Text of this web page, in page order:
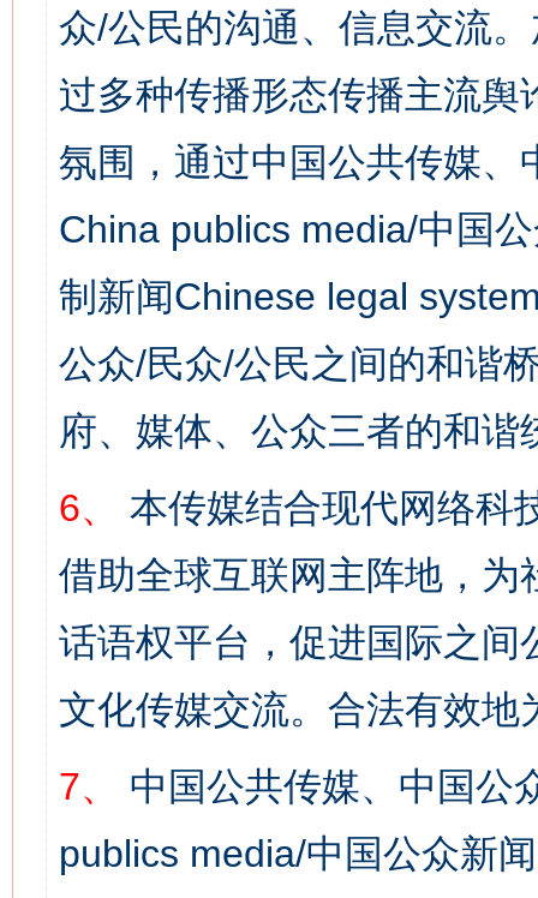
众/公民的沟通、信息交流
过多种传播形态传播主流
氛围，通过中国公共传媒
China publics media/中国
制新闻Chinese legal
公众/民众/公民之间的和谐
府、媒体、公众三者的和谐
6、
本传媒结合现代网络科
借助全球互联网主阵地，
话语权平台，促进国际之
文化传媒交流。合法有效地
7、
中国公共传媒、中国公
publics media/中国公众新